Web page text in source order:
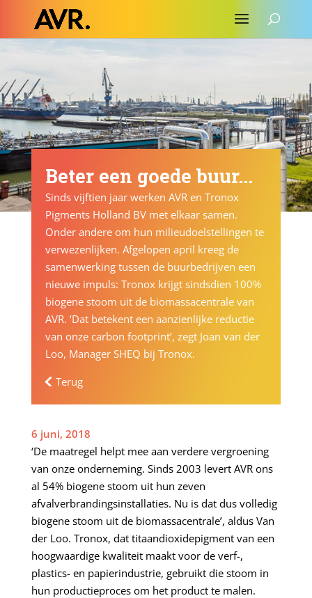
Beter een goede buur...
Sinds vijftien jaar werken AVR en Tronox
Pigments Holland BV met elkaar samen.
Onder andere om hun milieudoelstellingen te
verwezenlijken. Afgelopen april kreeg de
samenwerking tussen de buurbedrijven een
nieuwe impuls: Tronox krijgt sindsdien 100%
biogene stoom uit de biomassacentrale van
AVR. ‘Dat betekent een aanzienlijke reductie
van onze carbon footprint’, zegt Joan van der
Loo, Manager SHEQ bij Tronox.
Terug
6 juni, 2018
‘De maatregel helpt mee aan verdere vergroening
van onze onderneming. Sinds 2003 levert AVR ons
al 54% biogene stoom uit hun zeven
afvalverbrandingsinstallaties. Nu is dat dus volledig
biogene stoom uit de biomassacentrale’, aldus Van
der Loo. Tronox, dat titaandioxidepigment van een
hoogwaardige kwaliteit maakt voor de verf-,
plastics- en papierindustrie, gebruikt die stoom in
hun productieproces om het product te malen.